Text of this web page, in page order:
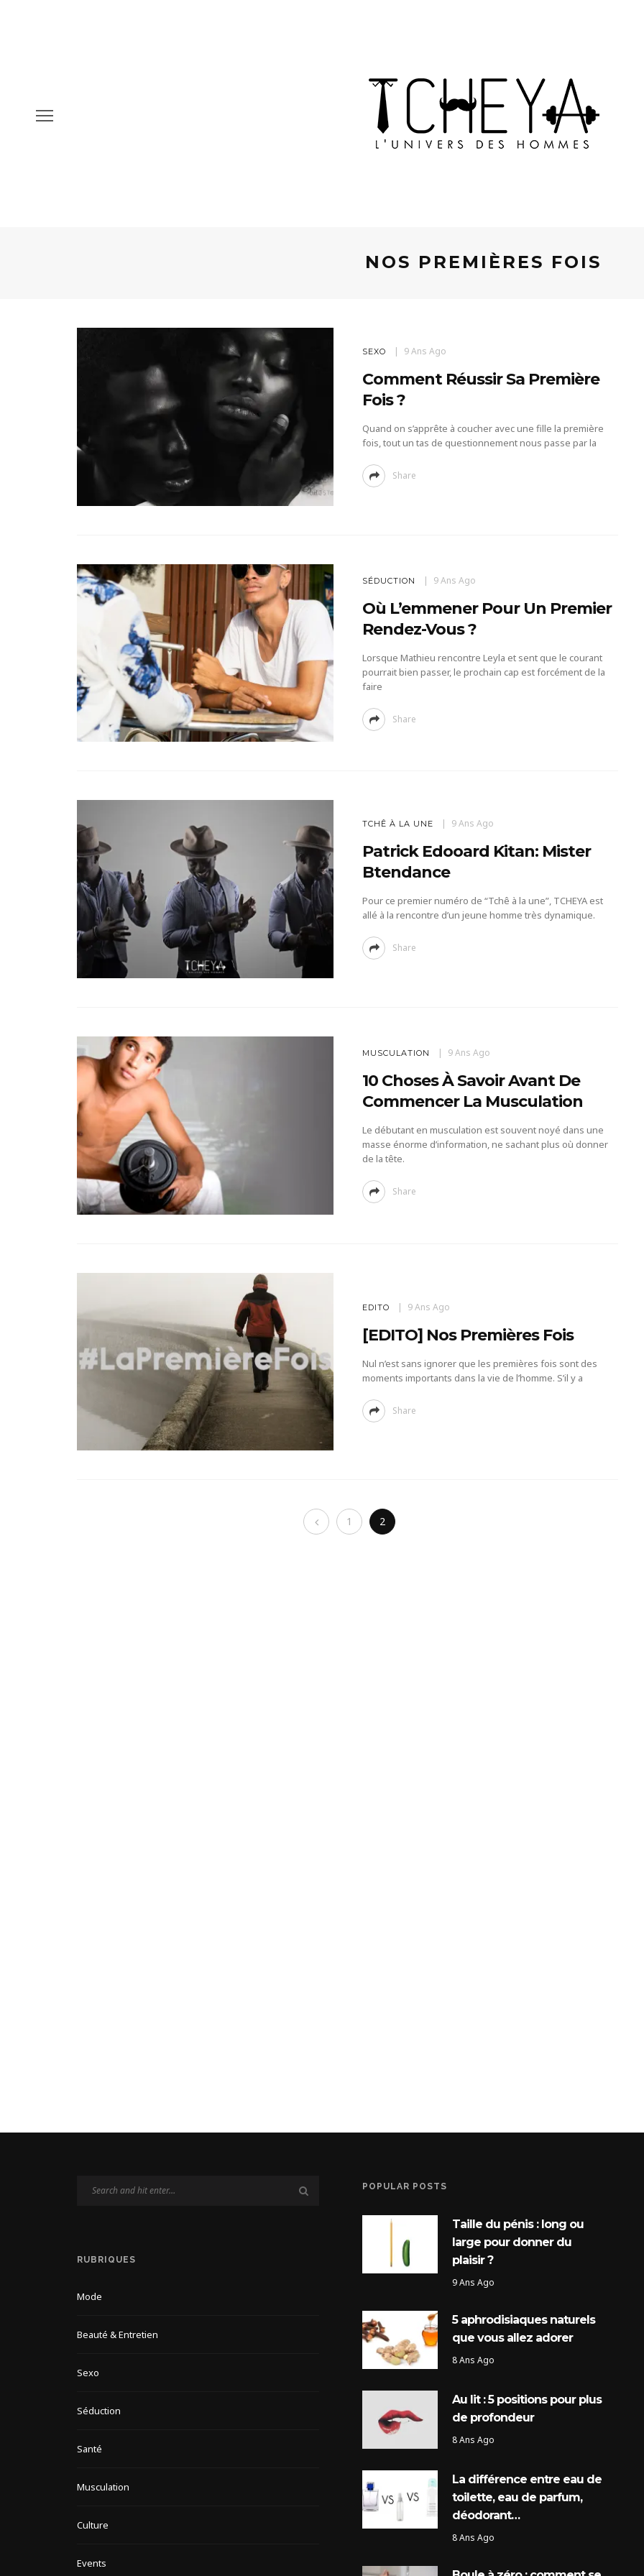
NOS PREMIÈRES FOIS
SEXO 9 Ans Ago
Comment Réussir Sa Première
Fois ?
Quand on s’apprête à coucher avec une fille la première
fois, tout un tas de questionnement nous passe par la
Share
SÉDUCTION 9 Ans Ago
Où L’emmener Pour Un Premier
Rendez-Vous ?
Lorsque Mathieu rencontre Leyla et sent que le courant
pourrait bien passer, le prochain cap est forcément de la
faire
Share
TCHÊ À LA UNE 9 Ans Ago
Patrick Edooard Kitan: Mister
Btendance
Pour ce premier numéro de “Tchê à la une”, TCHEYA est
allé à la rencontre d’un jeune homme très dynamique.
Share
MUSCULATION 9 Ans Ago
10 Choses À Savoir Avant De
Commencer La Musculation
Le débutant en musculation est souvent noyé dans une
masse énorme d’information, ne sachant plus où donner
de la tête.
Share
EDITO 9 Ans Ago
[EDITO] Nos Premières Fois
Nul n’est sans ignorer que les premières fois sont des
moments importants dans la vie de l’homme. S’il y a
Share
1 2
RUBRIQUES
Mode
Beauté & Entretien
Sexo
Séduction
Santé
Musculation
Culture
Events
POPULAR POSTS
Taille du pénis : long ou
large pour donner du
plaisir ?
9 Ans Ago
5 aphrodisiaques naturels
que vous allez adorer
8 Ans Ago
Au lit : 5 positions pour plus
de profondeur
8 Ans Ago
La différence entre eau de
toilette, eau de parfum,
déodorant…
8 Ans Ago